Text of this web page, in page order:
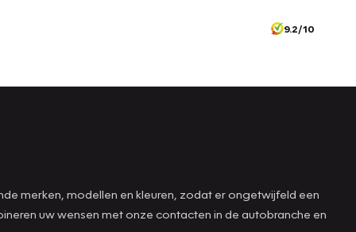
9.2/10
merken, modellen en kleuren, zodat er ongetwijfeld een
uw wensen met onze contacten in de autobranche en